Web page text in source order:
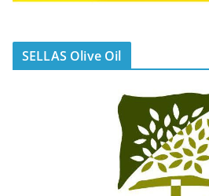
SELLAS Olive Oil